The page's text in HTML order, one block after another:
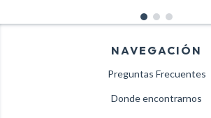
NAVEGACIÓN
Preguntas Frecuentes
Donde encontrarnos